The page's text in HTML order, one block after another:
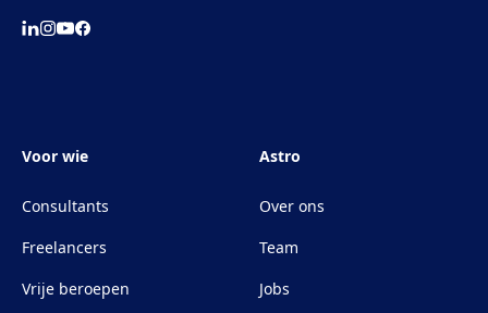
Voor wie
Consultants
Freelancers
Vrije beroepen
Astro
Over ons
Team
Jobs